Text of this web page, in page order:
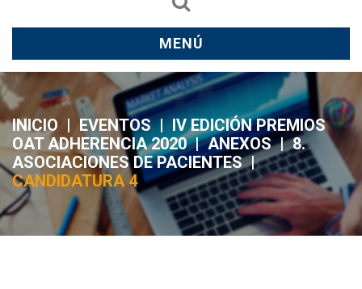
MENÚ
INICIO | EVENTOS | IV EDICIÓN PREMIOS
OAT ADHERENCIA 2020 | ANEXOS | 8.
ASOCIACIONES DE PACIENTES |
CANDIDATURA 4